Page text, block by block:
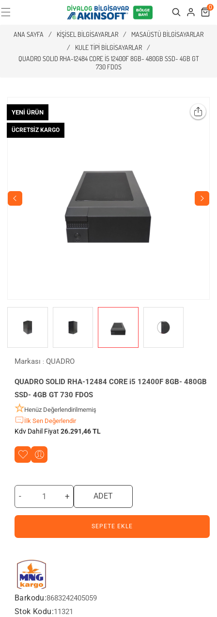
Search Cart
0
ANA SAYFA / KIŞISEL BILGISAYARLAR /
MASAÜSTÜ BILGISAYARLAR
/
KULE TIPI BILGISAYARLAR /
QUADRO SOLID RHA-12484 CORE I5 12400F 8GB- 480GB SSD- 4GB GT
730 FDOS
YENI ÜRÜN
ÜCRETSIZ KARGO
Markası : QUADRO
QUADRO SOLID RHA-12484 CORE i5 12400F 8GB- 480GB
SSD- 4GB GT 730 FDOS
Henüz Değerlendirilmemiş
İlk Sen Değerlendir
Kdv Dahil Fiyat 26.291,46 TL
- + ADET
SEPETE EKLE
Barkodu:8683242405059
Stok Kodu:11321